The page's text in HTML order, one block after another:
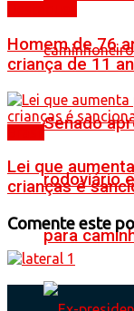
Senado
rodoviário
para
Homem de 76
criança de 11
Lei que
crianças é
Comente este